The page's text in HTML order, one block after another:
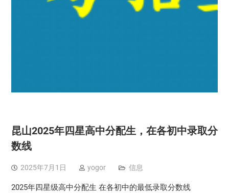
昆山2025年四星高中分配生，在各初中录取分
数线
2025年7月1日 yogor 信息
2025年四星级高中分配生 在各初中的最低录取分数线